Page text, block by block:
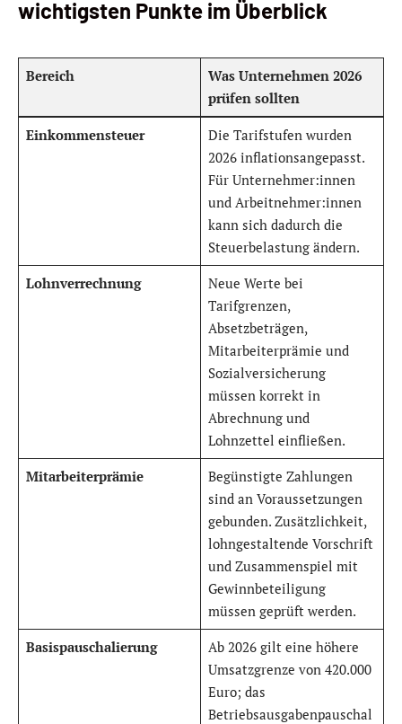
wichtigsten Punkte im Überblick
Bereich
Was Unternehmen 2026
prüfen sollten
Einkommensteuer
Die Tarifstufen wurden
2026 inflationsangepasst.
Für Unternehmer:innen
und Arbeitnehmer:innen
kann sich dadurch die
Steuerbelastung ändern.
Lohnverrechnung
Neue Werte bei
Tarifgrenzen,
Absetzbeträgen,
Mitarbeiterprämie und
Sozialversicherung
müssen korrekt in
Abrechnung und
Lohnzettel einfließen.
Mitarbeiterprämie
Begünstigte Zahlungen
sind an Voraussetzungen
gebunden. Zusätzlichkeit,
lohngestaltende Vorschrift
und Zusammenspiel mit
Gewinnbeteiligung
müssen geprüft werden.
Basispauschalierung
Ab 2026 gilt eine höhere
Umsatzgrenze von 420.000
Euro; das
Betriebsausgabenpauschal